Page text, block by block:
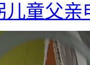
儿童父